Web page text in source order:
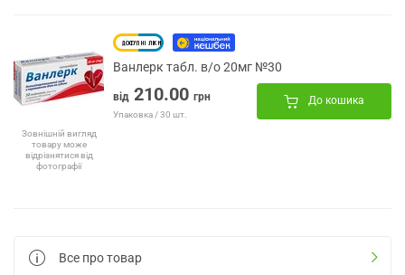
Зовнішній вигляд
товару може
відрізнятися від
фотографії
Ванлерк табл. в/о 20мг №30
від 210.00 грн
Упаковка / 30 шт.
До кошика
Все про товар